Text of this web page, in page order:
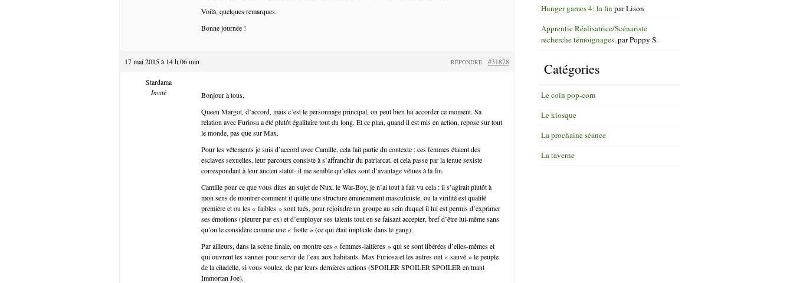
Voilà, quelques remarques.
Bonne journée !
17 mai 2015 à 14 h 06 min #31878
RÉPONDRE
Stardama
Invité
Bonjour à tous,
Queen Margot, d’accord, mais c’est le personnage principal, on peut bien lui accorder ce moment. Sa
relation avec Furiosa a été plutôt égalitaire tout du long. Et ce plan, quand il est mis en action, repose sur tout
le monde, pas que sur Max.
Pour les vêtements je suis d’accord avec Camille, cela fait partie du contexte : ces femmes étaient des
esclaves sexuelles, leur parcours consiste à s’affranchir du patriarcat, et cela passe par la tenue sexiste
correspondant à leur ancien statut- il me semble qu’elles sont d’avantage vêtues à la fin.
Camille pour ce que vous dites au sujet de Nux, le War-Boy, je n’ai tout à fait vu cela : il s’agirait plutôt à
mon sens de montrer comment il quitte une structure éminemment masculiniste, ou la virilité est qualité
première et ou les « faibles » sont tués, pour rejoindre un groupe au sein duquel il lui est permis d’exprimer
ses émotions (pleurer par ex) et d’employer ses talents tout en se faisant accepter, bref d’être lui-même sans
qu’on le considère comme une « fiotte » (ce qui était implicite dans le gang).
Par ailleurs, dans la scène finale, on montre ces « femmes-laitières » qui se sont libérées d’elles-mêmes et
qui ouvrent les vannes pour servir de l’eau aux habitants. Max Furiosa et les autres ont « sauvé » le peuple
de la citadelle, si vous voulez, de par leurs dernières actions (SPOILER SPOILER SPOILER en tuant
Immortan Joe).
Hunger games 4: la fin parLison
Apprentie Réalisatrice/Scénariste
recherche témoignages. parPoppy S.
Catégories
Le coin pop-corn
Le kiosque
La prochaine séance
La taverne